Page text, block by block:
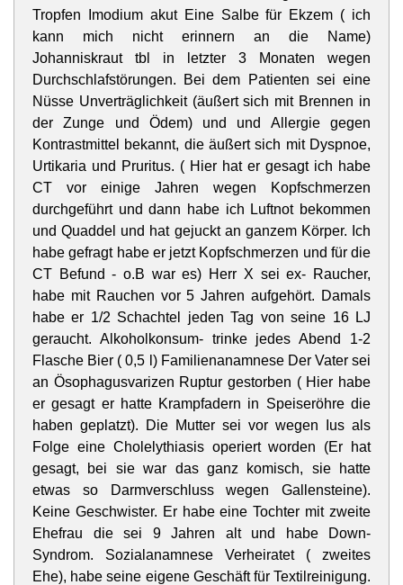
Tropfen Imodium akut Eine Salbe für Ekzem ( ich
kann mich nicht erinnern an die Name)
Johanniskraut tbl in letzter 3 Monaten wegen
Durchschlafstörungen. Bei dem Patienten sei eine
Nüsse Unverträglichkeit (äußert sich mit Brennen in
der Zunge und Ödem) und und Allergie gegen
Kontrastmittel bekannt, die äußert sich mit Dyspnoe,
Urtikaria und Pruritus. ( Hier hat er gesagt ich habe
CT vor einige Jahren wegen Kopfschmerzen
durchgeführt und dann habe ich Luftnot bekommen
und Quaddel und hat gejuckt an ganzem Körper. Ich
habe gefragt habe er jetzt Kopfschmerzen und für die
CT Befund - o.B war es) Herr X sei ex- Raucher,
habe mit Rauchen vor 5 Jahren aufgehört. Damals
habe er 1/2 Schachtel jeden Tag von seine 16 LJ
geraucht. Alkoholkonsum- trinke jedes Abend 1-2
Flasche Bier ( 0,5 l) Familienanamnese Der Vater sei
an Ösophagusvarizen Ruptur gestorben ( Hier habe
er gesagt er hatte Krampfadern in Speiseröhre die
haben geplatzt). Die Mutter sei vor wegen Ius als
Folge eine Cholelythiasis operiert worden (Er hat
gesagt, bei sie war das ganz komisch, sie hatte
etwas so Darmverschluss wegen Gallensteine).
Keine Geschwister. Er habe eine Tochter mit zweite
Ehefrau die sei 9 Jahren alt und habe Down-
Syndrom. Sozialanamnese Verheiratet ( zweites
Ehe), habe seine eigene Geschäft für Textilreinigung.